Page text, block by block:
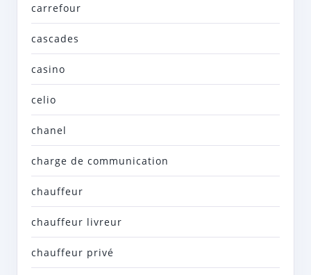
carrefour
cascades
casino
celio
chanel
charge de communication
chauffeur
chauffeur livreur
chauffeur privé